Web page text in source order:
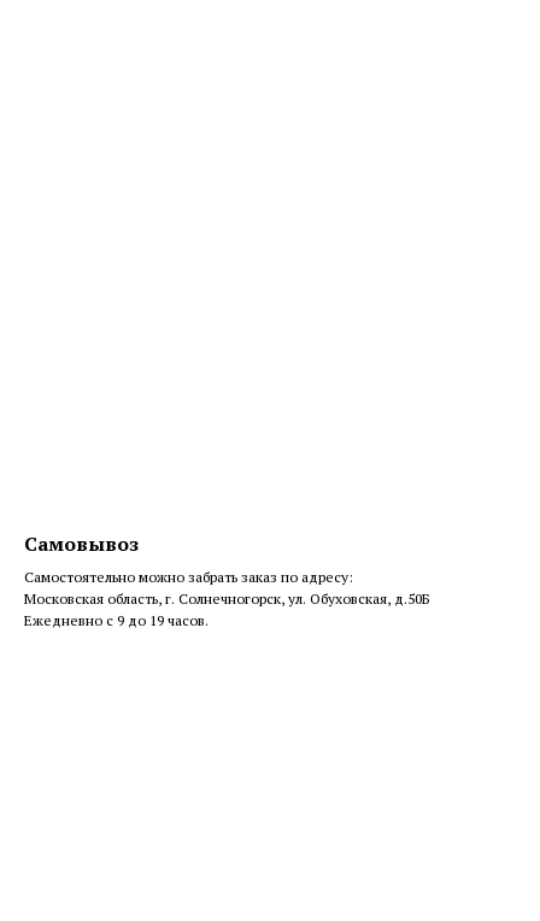
Самовывоз
Самостоятельно можно забрать заказ по адресу:
Московская область, г. Солнечногорск, ул. Обуховская, д.50Б
Ежедневно с 9 до 19 часов.